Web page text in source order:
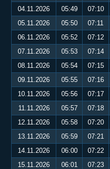
04.11.2026 05:49 07:10
05.11.2026
05:50 07:11
06.11.2026
05:52 07:12
07.11.2026
05:53 07:14
08.11.2026
05:54 07:15
09.11.2026
05:55 07:16
10.11.2026
05:56 07:17
11.11.2026
05:57 07:18
12.11.2026
05:58 07:20
13.11.2026
05:59 07:21
14.11.2026
06:00 07:22
15.11.2026
06:01 07:23